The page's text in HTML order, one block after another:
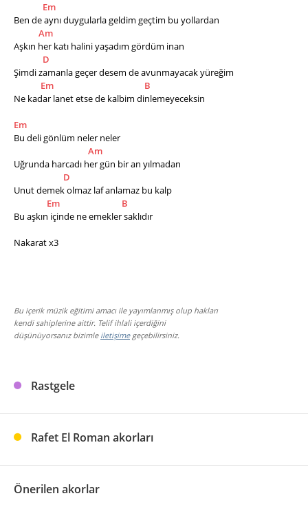
Em
Ben de aynı duygularla geldim geçtim bu yollardan
Am
Aşkın her katı halini yaşadım gördüm inan
D
Şimdi zamanla geçer desem de avunmayacak yüreğim
Em
B
Ne kadar lanet etse de kalbim dinlemeyeceksin
Em
Bu deli gönlüm neler neler
Am
Uğrunda harcadı her gün bir an yılmadan
D
Unut demek olmaz laf anlamaz bu kalp
Em
B
Bu aşkın içinde ne emekler saklıdır
Nakarat x3
Bu içerik müzik eğitimi amacı ile yayımlanmış olup hakları
kendi sahiplerine aittir. Telif ihlali içerdiğini
düşünüyorsanız bizimle iletişimegeçebilirsiniz.
Rastgele
Rafet El Roman akorları
Önerilen akorlar